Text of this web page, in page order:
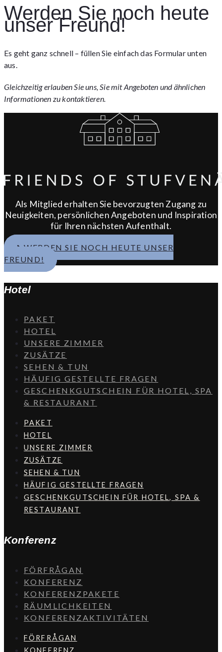
Werden Sie noch heute
unser Freund!
Es geht ganz schnell – füllen Sie einfach das Formular unten
aus.
Gleichzeitig erlauben Sie uns, Sie mit Angeboten und ähnlichen
Informationen zu kontaktieren.
Als Mitglied erhalten Sie bevorzugten Zugang zu
Neuigkeiten, persönlichen Angeboten und Inspiration
für Ihren nächsten Aufenthalt.
WERDEN SIE NOCH HEUTE UNSER
FREUND!
Hotel
PAKET
HOTEL
UNSERE ZIMMER
ZUSÄTZE
SEHEN & TUN
HÄUFIG GESTELLTE FRAGEN
GESCHENKGUTSCHEIN FÜR HOTEL, SPA
& RESTAURANT
PAKET
HOTEL
UNSERE ZIMMER
ZUSÄTZE
SEHEN & TUN
HÄUFIG GESTELLTE FRAGEN
GESCHENKGUTSCHEIN FÜR HOTEL, SPA &
RESTAURANT
Konferenz
FÖRFRÅGAN
KONFERENZ
KONFERENZPAKETE
RÄUMLICHKEITEN
KONFERENZAKTIVITÄTEN
FÖRFRÅGAN
KONFERENZ